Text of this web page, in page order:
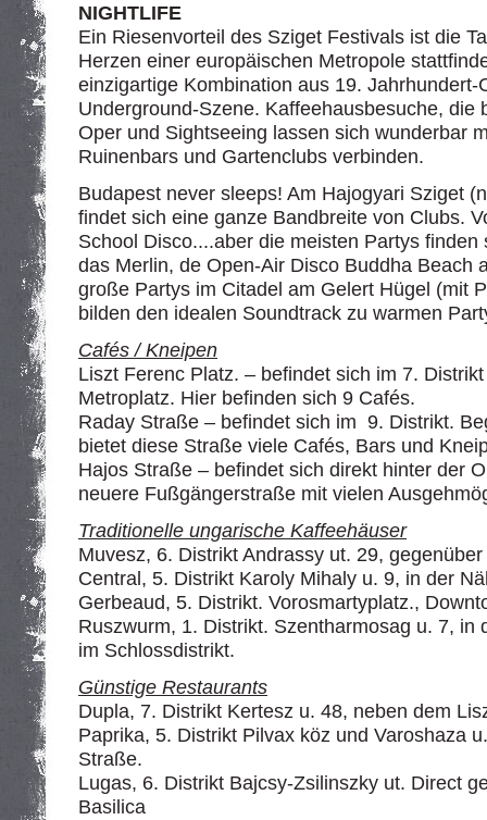
NIGHTLIFE
Ein Riesenvorteil des Sziget Festivals ist die
Herzen einer europäischen Metropole
einzigartige Kombination aus 19.
Underground-Szene. Kaffeehausbesuche, die
Oper und Sightseeing lassen sich wunderbar
Ruinenbars und Gartenclubs verbinden.
Budapest never sleeps! Am Hajogyari Sziget
findet sich eine ganze Bandbreite von Clubs.
School Disco....aber die meisten Partys
das Merlin, de Open-Air Disco Buddha Beach
große Partys im Citadel am Gelert Hügel (mit
bilden den idealen Soundtrack zu warmen
Cafés / Kneipen
Liszt Ferenc Platz. – befindet sich im 7.
Metroplatz. Hier befinden sich 9 Cafés.
Raday Straße – befindet sich im 9. Distrikt.
bietet diese Straße viele Cafés, Bars und
Hajos Straße – befindet sich direkt hinter der
neuere Fußgängerstraße mit vielen
Traditionelle ungarische Kaffeehäuser
Muvesz, 6. Distrikt Andrassy ut. 29,
Central, 5. Distrikt Karoly Mihaly u. 9, in der
Gerbeaud, 5. Distrikt. Vorosmartyplatz.,
Ruszwurm, 1. Distrikt. Szentharmosag u. 7, in
im Schlossdistrikt.
Günstige Restaurants
Dupla, 7. Distrikt Kertesz u. 48, neben dem
Paprika, 5. Distrikt Pilvax köz und Varoshaza
Straße.
Lugas, 6. Distrikt Bajcsy-Zsilinszky ut. Direct
Basilica